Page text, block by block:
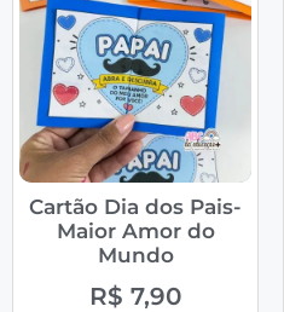
Cartão Dia dos Pais-
Maior Amor do
Mundo
R$ 7,90